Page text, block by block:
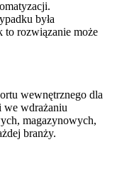
była
to rozwiązanie może
wewnętrznego dla
we wdrażaniu
magazynowych,
branży.